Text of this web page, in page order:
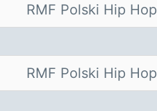
RMF Polski Hip Hop
RMF Polski Hip Hop